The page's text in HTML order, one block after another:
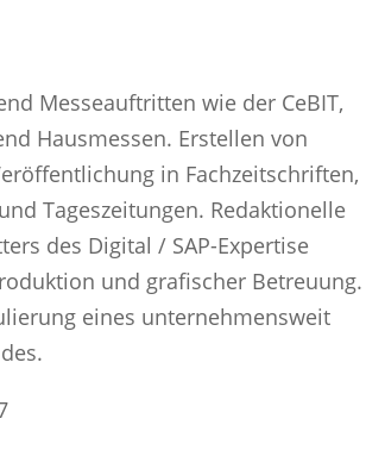
Messeauftritten wie der CeBIT,
Hausmessen. Erstellen von
in Fachzeitschriften,
Tageszeitungen. Redaktionelle
des Digital / SAP-Expertise
und grafischer Betreuung.
eines unternehmensweit